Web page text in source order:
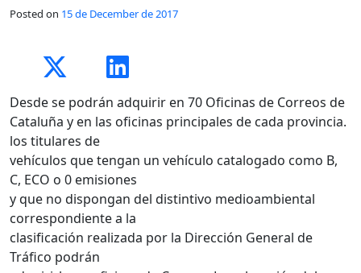
Posted on 15 de December de 2017
Desde se podrán adquirir en 70 Oficinas de Correos de
Cataluña y en las oficinas principales de cada provincia.
los titulares de
vehículos que tengan un vehículo catalogado como B,
C, ECO o 0 emisiones
y que no dispongan del distintivo medioambiental
correspondiente a la
clasificación realizada por la Dirección General de
Tráfico podrán